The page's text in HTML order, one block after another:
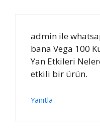
admin ile
bana Vega 100
Yan Etkileri
etkili bir ürün.
Yanıtla